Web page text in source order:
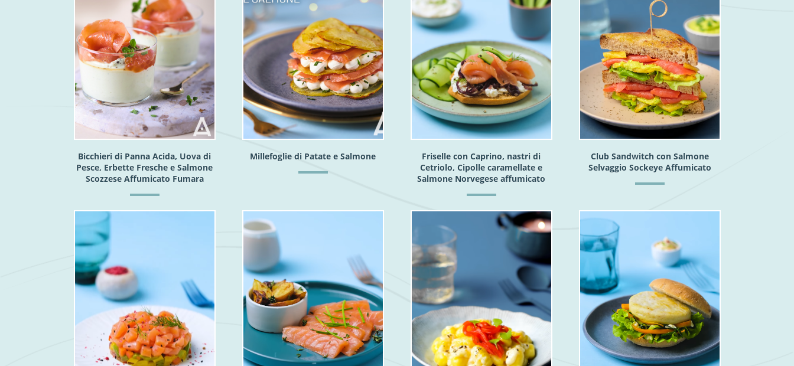
Bicchieri di Panna Acida, Uova di
Pesce, Erbette Fresche e Salmone
Scozzese Affumicato Fumara
Millefoglie di Patate e Salmone
Friselle con Caprino, nastri di
Cetriolo, Cipolle caramellate e
Salmone Norvegese affumicato
Club Sandwitch con Salmone
Selvaggio Sockeye Affumicato